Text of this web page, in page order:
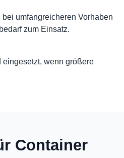
umfangreicheren Vorhaben
zum Einsatz.
wenn größere
Container